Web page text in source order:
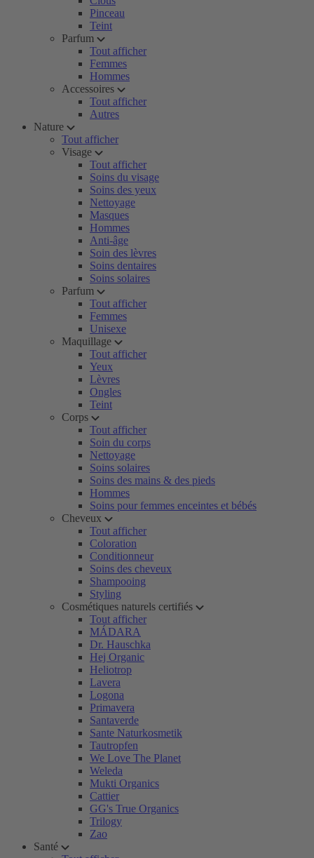
Pinceau
Teint
Parfum
Tout afficher
Femmes
Hommes
Accessoires
Tout afficher
Autres
Nature
Tout afficher
Visage
Tout afficher
Soins du visage
Soins des yeux
Nettoyage
Masques
Hommes
Anti-âge
Soin des lèvres
Soins dentaires
Soins solaires
Parfum
Tout afficher
Femmes
Unisexe
Maquillage
Tout afficher
Yeux
Lèvres
Ongles
Teint
Corps
Tout afficher
Soin du corps
Nettoyage
Soins solaires
Soins des mains & des pieds
Hommes
Soins pour femmes enceintes et bébés
Cheveux
Tout afficher
Coloration
Conditionneur
Soins des cheveux
Shampooing
Styling
Cosmétiques naturels certifiés
Tout afficher
MÁDARA
Dr. Hauschka
Hej Organic
Heliotrop
Lavera
Logona
Primavera
Santaverde
Sante Naturkosmetik
Tautropfen
We Love The Planet
Weleda
Mukti Organics
Cattier
GG's True Organics
Trilogy
Zao
Santé